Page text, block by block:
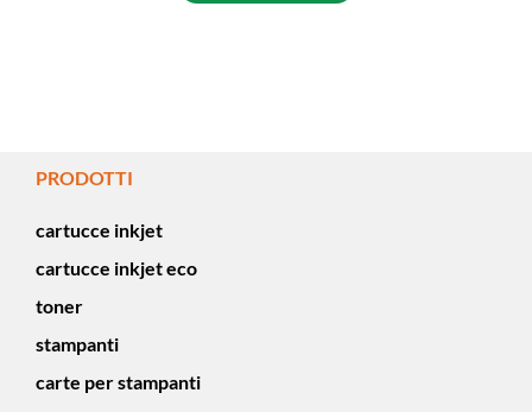
PRODOTTI
cartucce inkjet
cartucce inkjet eco
toner
stampanti
carte per stampanti